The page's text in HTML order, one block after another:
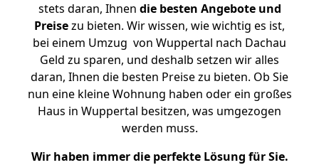
stets daran, Ihnen die besten Angebote und
Preisezu bieten. Wir wissen, wie wichtig es ist,
bei einem Umzug von Wuppertal nach Dachau
Geld zu sparen, und deshalb setzen wir alles
daran, Ihnen die besten Preise zu bieten. Ob Sie
nun eine kleine Wohnung haben oder ein großes
Haus in Wuppertal besitzen, was umgezogen
werden muss.
Wir haben immer die perfekte Lösung für Sie.